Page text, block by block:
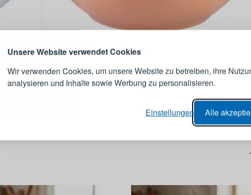
Unsere Website verwendet Cookies
Wir verwenden Cookies, um unsere Website zu betreiben, ihre
analysieren und Inhalte sowie Werbung zu personalisieren.
Alle
Einstellungen
Warum es sich lohnt, ein Konto zu
Live-Überblick über Änderungen an der
E-Mail-Adresse